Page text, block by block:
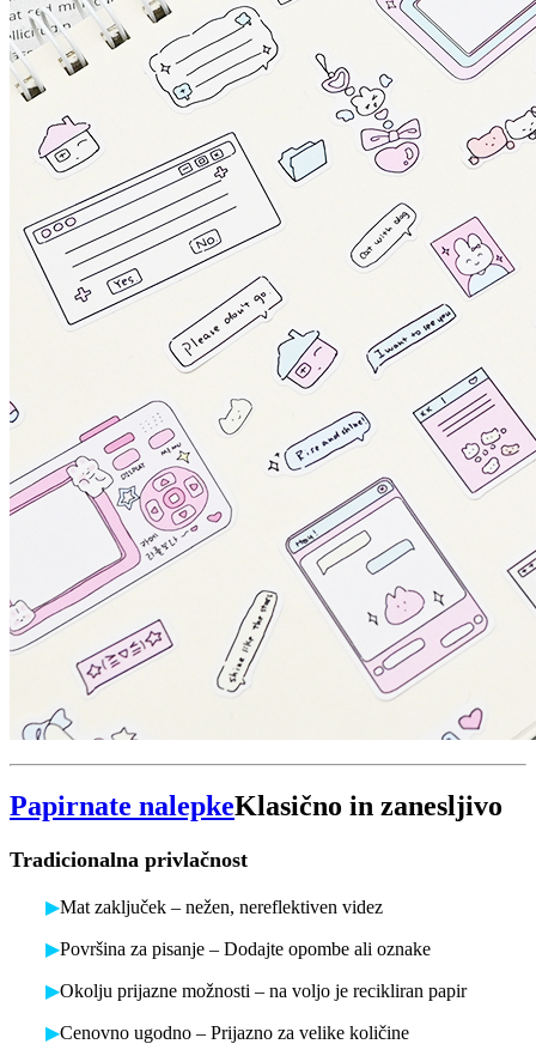
Papirnate nalepkeKlasično in zanesljivo
Tradicionalna privlačnost
▶Mat zaključek – nežen, nereflektiven videz
▶Površina za pisanje – Dodajte opombe ali oznake
▶Okolju prijazne možnosti – na voljo je recikliran papir
▶Cenovno ugodno – Prijazno za velike količine